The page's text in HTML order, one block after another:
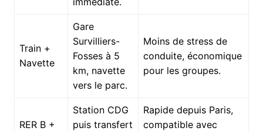
Train +
Navette
Gare
Survilliers-
Fosses à 5
km, navette
vers le parc.
Moins de stress de
conduite, économique
pour les groupes.
RER B +
Station CDG
puis transfert
Rapide depuis Paris,
compatible avec